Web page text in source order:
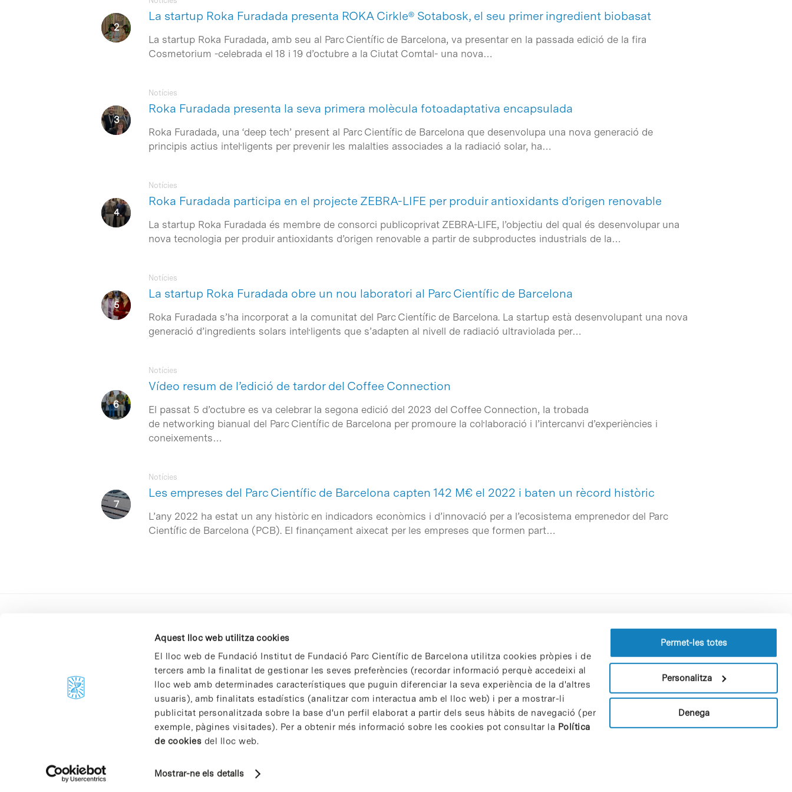
Aquest lloc web utilitza cookies
El lloc web de Fundació Institut de Fundació Parc Científic de Barcelona utilitza cookies pròpies i de
tercers amb la finalitat de gestionar les seves preferències (recordar informació perquè accedeixi al
lloc web amb determinades característiques que puguin diferenciar la seva experiència de la d'altres
usuaris), amb finalitats estadístics (analitzar com interactua amb el lloc web) i per a mostrar-li
publicitat personalitzada sobre la base d'un perfil elaborat a partir dels seus hàbits de navegació (per
exemple, pàgines visitades). Per a obtenir més informació sobre les cookies pot consultar la Política
de cookies del lloc web.
Mostrar-ne els detalls
Permet-les totes
Personalitza
Denega
La startup Roka Furadada presenta ROKA Cirkle® Sotabosk, el seu primer ingredient biobasat
La startup Roka Furadada, amb seu al Parc Científic de Barcelona, va presentar en la passada edició de la fira
Cosmetorium -celebrada el 18 i 19 d’octubre a la Ciutat Comtal- una nova…
Roka Furadada presenta la seva primera molècula fotoadaptativa encapsulada
Notícies
Roka Furadada, una ‘deep tech’ present al Parc Científic de Barcelona que desenvolupa una nova generació de
principis actius intel·ligents per prevenir les malalties associades a la radiació solar, ha…
Roka Furadada participa en el projecte ZEBRA-LIFE per produir antioxidants d’origen renovable
Notícies
La startup Roka Furadada és membre de consorci publicoprivat ZEBRA-LIFE, l’objectiu del qual és desenvolupar una
nova tecnologia per produir antioxidants d’origen renovable a partir de subproductes industrials de la…
La startup Roka Furadada obre un nou laboratori al Parc Científic de Barcelona
Notícies
Roka Furadada s’ha incorporat a la comunitat del Parc Científic de Barcelona. La startup està desenvolupant una nova
generació d’ingredients solars intel·ligents que s’adapten al nivell de radiació ultraviolada per…
Vídeo resum de l’edició de tardor del Coffee Connection
Notícies
El passat 5 d’octubre es va celebrar la segona edició del 2023 del Coffee Connection, la trobada
de networking bianual del Parc Científic de Barcelona per promoure la col·laboració i l’intercanvi d’experiències i
coneixements…
Les empreses del Parc Científic de Barcelona capten 142 M€ el 2022 i baten un rècord històric
Notícies
L’any 2022 ha estat un any històric en indicadors econòmics i d’innovació per a l’ecosistema emprenedor del Parc
Científic de Barcelona (PCB). El finançament aixecat per les empreses que formen part…
C/Baldiri Reixac, 4-12 i 15
Perfil del contractant
Política de privacitat
Avís Legal
Política de cookies
Patrons i patrocinadors
Borsa de treball
Contacte